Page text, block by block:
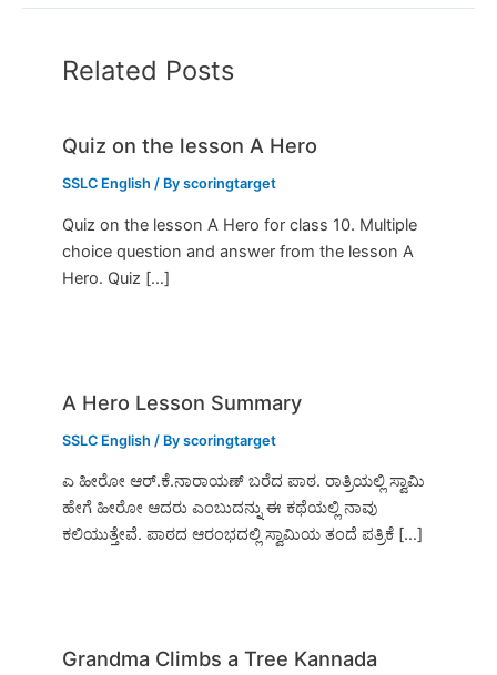
Related Posts
Quiz on the lesson A Hero
SSLC English / Byscoringtarget
Quiz on the lesson A Hero for class 10. Multiple
choice question and answer from the lesson A
Hero. Quiz […]
A Hero Lesson Summary
SSLC English / Byscoringtarget
ಎ ಹೀರೋ ಆರ್.ಕೆ.ನಾರಾಯಣ್ ಬರೆದ ಪಾಠ. ರಾತ್ರಿಯಲ್ಲಿ ಸ್ವಾಮಿ
ಹೇಗೆ ಹೀರೋ ಆದರು ಎಂಬುದನ್ನು ಈ ಕಥೆಯಲ್ಲಿ ನಾವು
ಕಲಿಯುತ್ತೇವೆ. ಪಾಠದ ಆರಂಭದಲ್ಲಿ ಸ್ವಾಮಿಯ ತಂದೆ ಪತ್ರಿಕೆ […]
Grandma Climbs a Tree Kannada